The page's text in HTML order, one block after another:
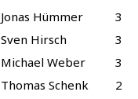
Jonas Hümmer
3
Sven Hirsch
3
Michael Weber
3
Thomas Schenk
2